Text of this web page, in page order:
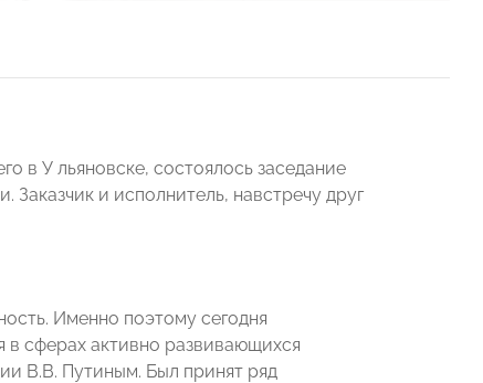
в У льяновске, состоялось заседание
и исполнитель, навстречу друг
Именно поэтому сегодня
в сферах активно развивающихся
В.В. Путиным. Был принят ряд